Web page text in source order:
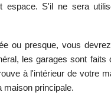
S'il ne sera
ou presque, vous
les garages sont
à l'intérieur de votre
maison principale.